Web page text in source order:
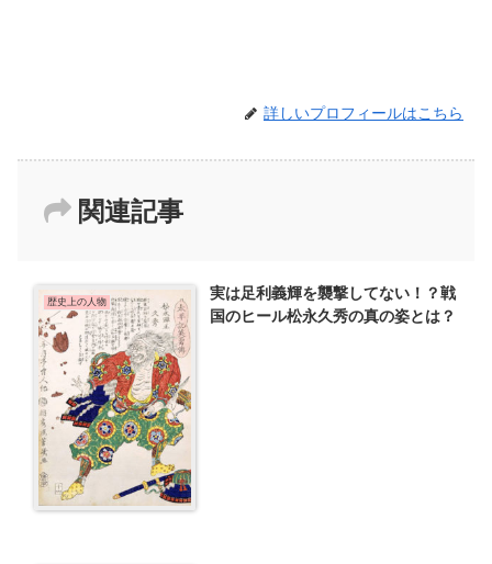
詳しいプロフィールはこちら
関連記事
歴史上の人物
実は足利義輝を襲撃してない！？戦
国のヒール松永久秀の真の姿とは？